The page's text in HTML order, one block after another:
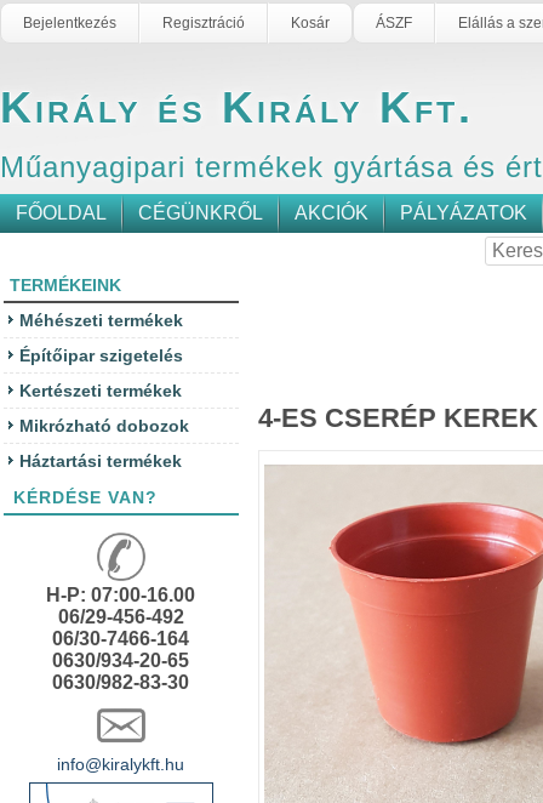
Bejelentkezés Regisztráció Kosár ÁSZF Elállás a
Király és Király Kft.
Műanyagipari termékek gyártása és
FŐOLDAL CÉGÜNKRŐL AKCIÓK PÁLYÁZATOK
TERMÉKEINK
Méhészeti termékek
Építőipar szigetelés
Kertészeti termékek
Mikrózható dobozok
Háztartási termékek
KÉRDÉSE VAN?
H-P: 07:00-16.00
06/29-456-492
06/30-7466-164
0630/934-20-65
0630/982-83-30
info@kiralykft.hu
4-ES CSERÉP